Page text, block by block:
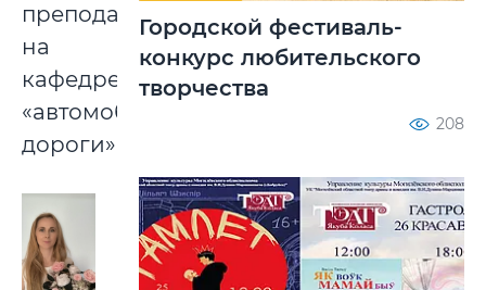
преподавала
на
кафедре
«автомобильные
дороги».
Городской фестиваль-
конкурс любительского
творчества
208